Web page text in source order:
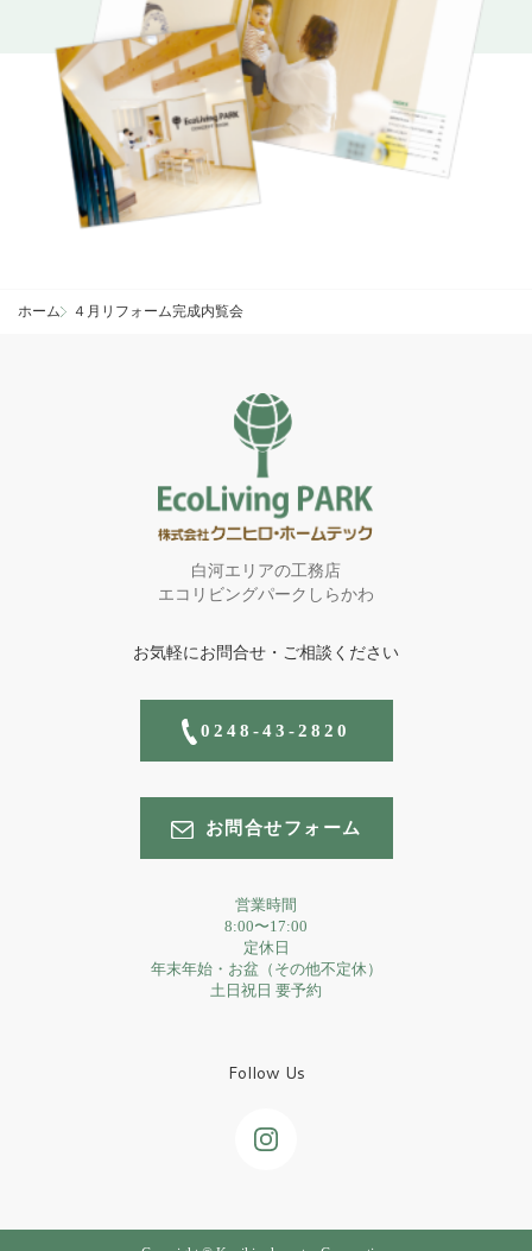
ホーム ４月リフォーム完成内覧会
白河エリアの工務店
エコリビングパークしらかわ
お気軽にお問合せ・ご相談ください
0248-43-2820
お問合せフォーム
営業時間
8:00〜17:00
定休日
年末年始・お盆（その他不定休）
土日祝日 要予約
Follow Us